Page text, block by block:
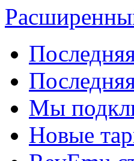
Мы
Новые